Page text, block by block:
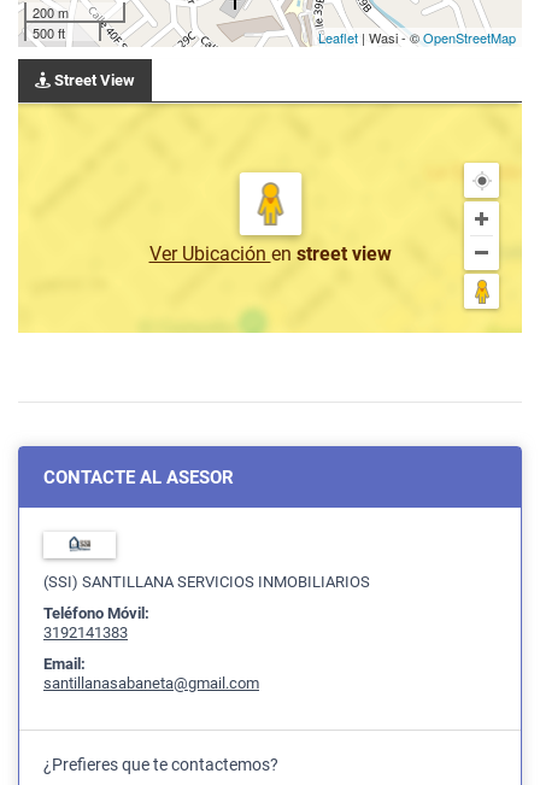
200 m
500 ft
Leaflet | Wasi - ©OpenStreetMap
Street View
Ver Ubicación en street view
CONTACTE AL ASESOR
(SSI) SANTILLANA SERVICIOS INMOBILIARIOS
Teléfono Móvil:
3192141383
Email:
santillanasabaneta@gmail.com
¿Prefieres que te contactemos?